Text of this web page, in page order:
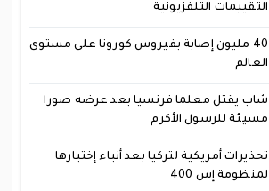
التقييمات التلفزيونية
40 مليون إصابة بفيروس كورونا على مستوى
العالم
شاب يقتل معلما فرنسيا بعد عرضه صورا
مسيئة للرسول الأكرم
تحذيرات أمريكية لتركيا بعد أنباء إختبارها
لمنظومة إس 400